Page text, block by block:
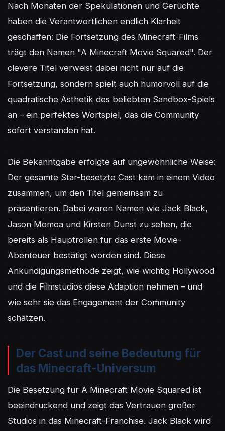
Nach Monaten der Spekulationen und Gerüchte
haben die Verantwortlichen endlich Klarheit
geschaffen: Die Fortsetzung des Minecraft-Films
trägt den Namen "A Minecraft Movie Squared". Der
clevere Titel verweist dabei nicht nur auf die
Fortsetzung, sondern spielt auch humorvoll auf die
quadratische Ästhetik des beliebten Sandbox-Spiels
an – ein perfektes Wortspiel, das die Community
sofort verstanden hat.
Die Bekanntgabe erfolgte auf ungewöhnliche Weise:
Der gesamte Star-besetzte Cast kam in einem Video
zusammen, um den Titel gemeinsam zu
präsentieren. Dabei waren Namen wie Jack Black,
Jason Momoa und Kirsten Dunst zu sehen, die
bereits als Hauptrollen für das erste Movie-
Abenteuer bestätigt worden sind. Diese
Ankündigungsmethode zeigt, wie wichtig Hollywood
und die Filmstudios diese Adaption nehmen – und
wie sehr sie das Engagement der Community
schätzen.
Der Cast und seine Bedeutung für
das Minecraft-Universum
Die Besetzung für A Minecraft Movie Squared ist
beeindruckend und zeigt das Vertrauen großer
Studios in das Minecraft-Franchise. Jack Black wird